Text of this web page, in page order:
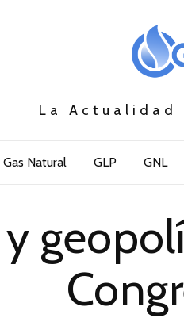
La Actualidad
Gas Natural GLP GNL